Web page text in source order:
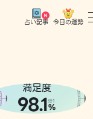
占い記事 今日の運勢
満足度
98.1※1
%